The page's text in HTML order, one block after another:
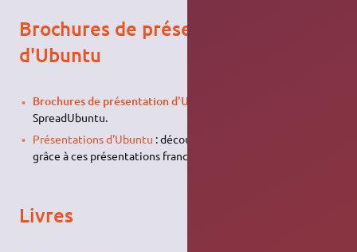
Brochures de présentation
d'Ubuntu
Brochures de présentation d'Ubuntu
SpreadUbuntu.
Présentations d'Ubuntu : découvrez simplement Ubuntu
grâce à ces présentations francophones.
Livres